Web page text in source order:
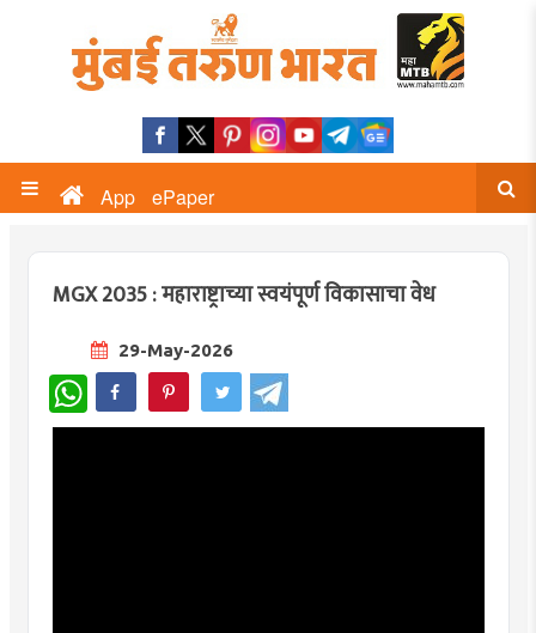
App ePaper
MGX 2035 : महाराष्ट्राच्या स्वयंपूर्ण विकासाचा वेध
29-May-2026
WhatsApp